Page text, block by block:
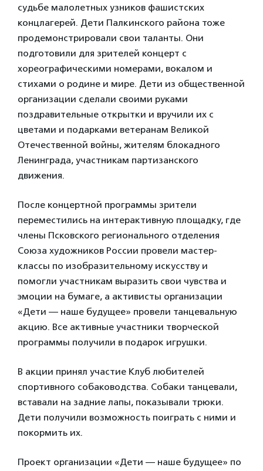
судьбе малолетных узников фашистских
концлагерей. Дети Палкинского района тоже
продемонстрировали свои таланты. Они
подготовили для зрителей концерт с
хореографическими номерами, вокалом и
стихами о родине и мире. Дети из общественной
организации сделали своими руками
поздравительные открытки и вручили их с
цветами и подарками ветеранам Великой
Отечественной войны, жителям блокадного
Ленинграда, участникам партизанского
движения.
После концертной программы зрители
переместились на интерактивную площадку, где
члены Псковского регионального отделения
Союза художников России провели мастер-
классы по изобразительному искусству и
помогли участникам выразить свои чувства и
эмоции на бумаге, а активисты организации
«Дети — наше будущее» провели танцевальную
акцию. Все активные участники творческой
программы получили в подарок игрушки.
В акции принял участие Клуб любителей
спортивного собаководства. Собаки танцевали,
вставали на задние лапы, показывали трюки.
Дети получили возможность поиграть с ними и
покормить их.
Проект организации «Дети — наше будущее» по